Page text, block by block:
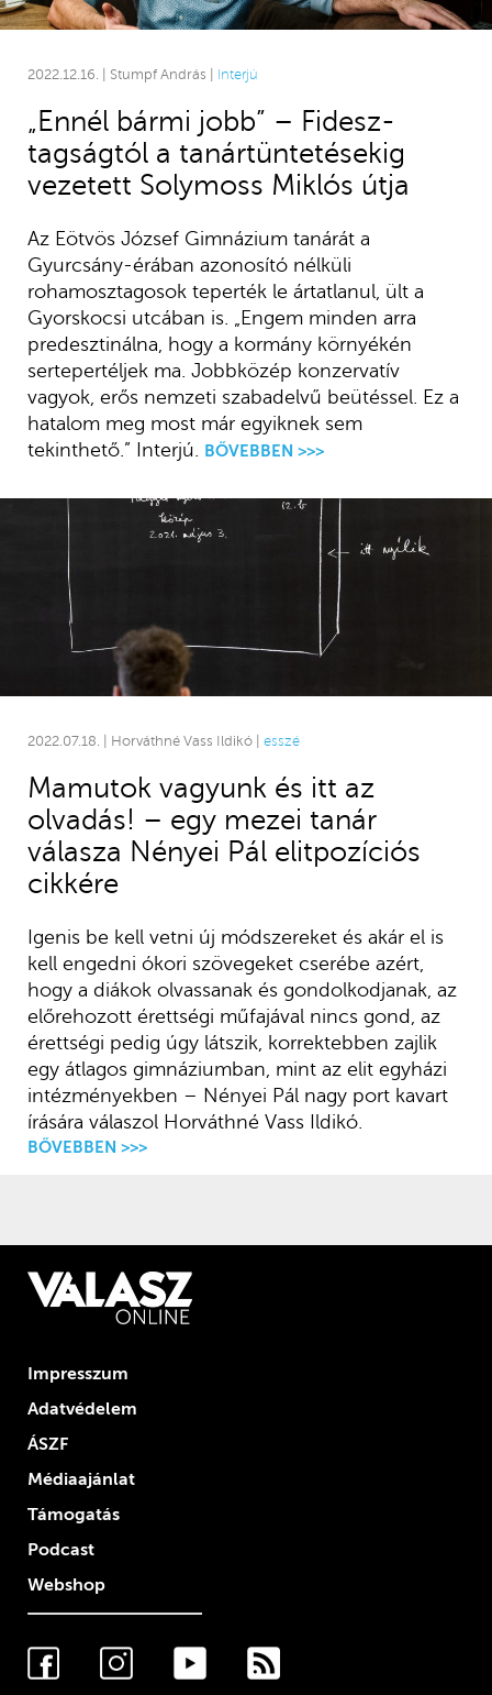
2022.12.16. | Stumpf András | Interjú
„Ennél bármi jobb” – Fidesz-
tagságtól a tanártüntetésekig
vezetett Solymoss Miklós útja
Az Eötvös József Gimnázium tanárát a
Gyurcsány-érában azonosító nélküli
rohamosztagosok teperték le ártatlanul, ült a
Gyorskocsi utcában is. „Engem minden arra
predesztinálna, hogy a kormány környékén
sertepertéljek ma. Jobbközép konzervatív
vagyok, erős nemzeti szabadelvű beütéssel. Ez a
hatalom meg most már egyiknek sem
tekinthető.” Interjú.
BŐVEBBEN >>>
2022.07.18. | Horváthné Vass Ildikó | esszé
Mamutok vagyunk és itt az
olvadás! – egy mezei tanár
válasza Nényei Pál elitpozíciós
cikkére
Igenis be kell vetni új módszereket és akár el is
kell engedni ókori szövegeket cserébe azért,
hogy a diákok olvassanak és gondolkodjanak, az
előrehozott érettségi műfajával nincs gond, az
érettségi pedig úgy látszik, korrektebben zajlik
egy átlagos gimnáziumban, mint az elit egyházi
intézményekben – Nényei Pál nagy port kavart
írására válaszol Horváthné Vass Ildikó.
BŐVEBBEN >>>
Impresszum
Adatvédelem
ÁSZF
Médiaajánlat
Támogatás
Podcast
Webshop